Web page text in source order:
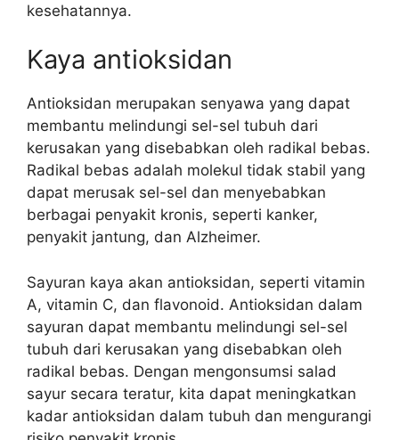
kesehatannya.
Kaya antioksidan
Antioksidan merupakan senyawa yang dapat
membantu melindungi sel-sel tubuh dari
kerusakan yang disebabkan oleh radikal bebas.
Radikal bebas adalah molekul tidak stabil yang
dapat merusak sel-sel dan menyebabkan
berbagai penyakit kronis, seperti kanker,
penyakit jantung, dan Alzheimer.
Sayuran kaya akan antioksidan, seperti vitamin
A, vitamin C, dan flavonoid. Antioksidan dalam
sayuran dapat membantu melindungi sel-sel
tubuh dari kerusakan yang disebabkan oleh
radikal bebas. Dengan mengonsumsi salad
sayur secara teratur, kita dapat meningkatkan
kadar antioksidan dalam tubuh dan mengurangi